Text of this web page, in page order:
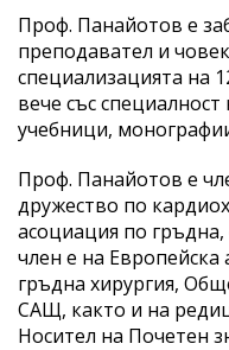
Проф. Панайотов е
преподавател и
специализацията на
вече със
учебници,
Проф. Панайотов е
дружество по
асоциация по
член е на
гръдна хирургия,
САЩ, както и на
Носител на Почетен